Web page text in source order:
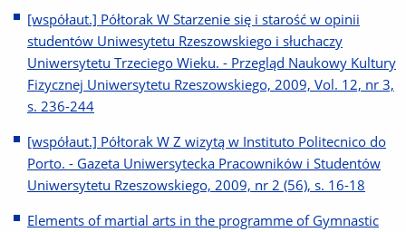
[współaut.] Półtorak W Starzenie się i starość w opinii
studentów Uniwesytetu Rzeszowskiego i słuchaczy
Uniwersytetu Trzeciego Wieku. - Przegląd Naukowy Kultury
Fizycznej Uniwersytetu Rzeszowskiego, 2009, Vol. 12, nr 3,
s. 236-244
[współaut.] Półtorak W Z wizytą w Instituto Politecnico do
Porto. - Gazeta Uniwersytecka Pracowników i Studentów
Uniwersytetu Rzeszowskiego, 2009, nr 2 (56), s. 16-18
Elements of martial arts in the programme of Gymnastic